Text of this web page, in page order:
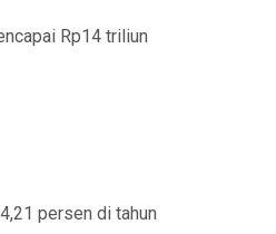
Rp14 triliun
persen di tahun